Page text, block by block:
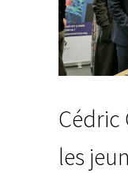
Cédric
les